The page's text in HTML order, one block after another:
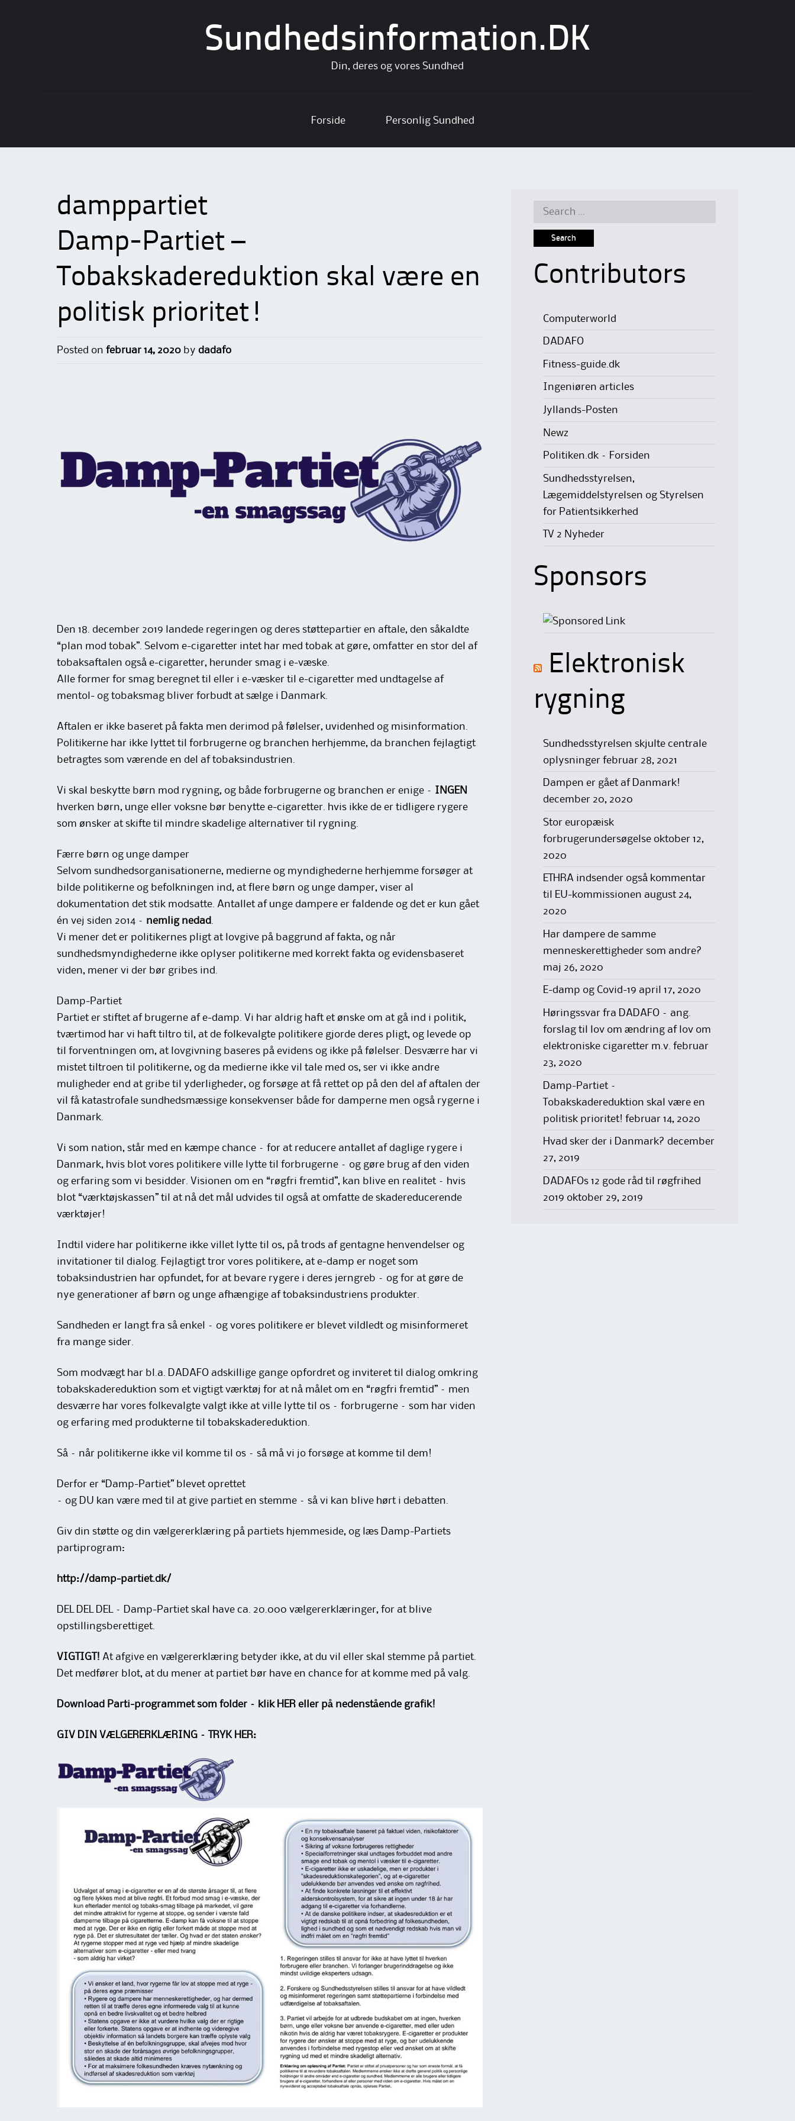
Sundhedsinformation.DK
Din, deres og vores Sundhed
content
Forside Personlig Sundhed
damppartiet
Damp-Partiet –
Tobakskadereduktion skal være en
politisk prioritet!
Posted on februar 14, 2020 by dadafo
Den 18. december 2019 landede regeringen og deres støttepartier en aftale, den såkaldte
“plan mod tobak”. Selvom e-cigaretter intet har med tobak at gøre, omfatter en stor del af
tobaksaftalen også e-cigaretter, herunder smag i e-væske.
Alle former for smag beregnet til eller i e-væsker til e-cigaretter med undtagelse af
mentol- og tobaksmag bliver forbudt at sælge i Danmark.
Aftalen er ikke baseret på fakta men derimod på følelser, uvidenhed og misinformation.
Politikerne har ikke lyttet til forbrugerne og branchen herhjemme, da branchen fejlagtigt
betragtes som værende en del af tobaksindustrien.
Vi skal beskytte børn mod rygning, og både forbrugerne og branchen er enige – INGEN
hverken børn, unge eller voksne bør benytte e-cigaretter. hvis ikke de er tidligere rygere
som ønsker at skifte til mindre skadelige alternativer til rygning.
Færre børn og unge damper
Selvom sundhedsorganisationerne, medierne og myndighederne herhjemme forsøger at
bilde politikerne og befolkningen ind, at flere børn og unge damper, viser al
dokumentation det stik modsatte. Antallet af unge dampere er faldende og det er kun gået
én vej siden 2014 – nemlig nedad.
Vi mener det er politikernes pligt at lovgive på baggrund af fakta, og når
sundhedsmyndighederne ikke oplyser politikerne med korrekt fakta og evidensbaseret
viden, mener vi der bør gribes ind.
Damp-Partiet
Partiet er stiftet af brugerne af e-damp. Vi har aldrig haft et ønske om at gå ind i politik,
tværtimod har vi haft tiltro til, at de folkevalgte politikere gjorde deres pligt, og levede op
til forventningen om, at lovgivning baseres på evidens og ikke på følelser. Desværre har vi
mistet tiltroen til politikerne, og da medierne ikke vil tale med os, ser vi ikke andre
muligheder end at gribe til yderligheder, og forsøge at få rettet op på den del af aftalen der
vil få katastrofale sundhedsmæssige konsekvenser både for damperne men også rygerne i
Danmark.
Vi som nation, står med en kæmpe chance – for at reducere antallet af daglige rygere i
Danmark, hvis blot vores politikere ville lytte til forbrugerne – og gøre brug af den viden
og erfaring som vi besidder. Visionen om en “røgfri fremtid”, kan blive en realitet – hvis
blot “værktøjskassen” til at nå det mål udvides til også at omfatte de skadereducerende
værktøjer!
Indtil videre har politikerne ikke villet lytte til os, på trods af gentagne henvendelser og
invitationer til dialog. Fejlagtigt tror vores politikere, at e-damp er noget som
tobaksindustrien har opfundet, for at bevare rygere i deres jerngreb – og for at gøre de
nye generationer af børn og unge afhængige af tobaksindustriens produkter.
Sandheden er langt fra så enkel – og vores politikere er blevet vildledt og misinformeret
fra mange sider.
Som modvægt har bl.a. DADAFO adskillige gange opfordret og inviteret til dialog omkring
tobakskadereduktion som et vigtigt værktøj for at nå målet om en “røgfri fremtid” – men
desværre har vores folkevalgte valgt ikke at ville lytte til os – forbrugerne – som har viden
og erfaring med produkterne til tobakskadereduktion.
Så – når politikerne ikke vil komme til os – så må vi jo forsøge at komme til dem!
Derfor er “Damp-Partiet” blevet oprettet
– og DU kan være med til at give partiet en stemme – så vi kan blive hørt i debatten.
Giv din støtte og din vælgererklæring på partiets hjemmeside, og læs Damp-Partiets
partiprogram:
http://damp-partiet.dk/
DEL DEL DEL – Damp-Partiet skal have ca. 20.000 vælgererklæringer, for at blive
opstillingsberettiget.
VIGTIGT! At afgive en vælgererklæring betyder ikke, at du vil eller skal stemme på partiet.
Det medfører blot, at du mener at partiet bør have en chance for at komme med på valg.
Download Parti-programmet som folder – klik HER eller på nedenstående grafik!
GIV DIN VÆLGERERKLÆRING – TRYK HER:
Search
Contributors
Computerworld
DADAFO
Fitness-guide.dk
Ingeniøren articles
Jyllands-Posten
Newz
Politiken.dk – Forsiden
Sundhedsstyrelsen,
Lægemiddelstyrelsen og Styrelsen
for Patientsikkerhed
TV 2 Nyheder
Sponsors
Elektronisk
rygning
Sundhedsstyrelsen skjulte centrale
oplysninger februar 28, 2021
Dampen er gået af Danmark!
december 20, 2020
Stor europæisk
forbrugerundersøgelse oktober 12,
2020
ETHRA indsender også kommentar
til EU-kommissionen august 24,
2020
Har dampere de samme
menneskerettigheder som andre?
maj 26, 2020
E-damp og Covid-19 april 17, 2020
Høringssvar fra DADAFO – ang.
forslag til lov om ændring af lov om
elektroniske cigaretter m.v. februar
23, 2020
Damp-Partiet –
Tobakskadereduktion skal være en
politisk prioritet! februar 14, 2020
Hvad sker der i Danmark? december
27, 2019
DADAFOs 12 gode råd til røgfrihed
2019 oktober 29, 2019